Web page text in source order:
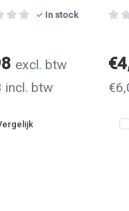
In stock
excl. btw
incl. btw